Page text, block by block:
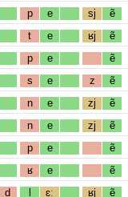
p e sj ẽ
t e ʁj ẽ
p e ẽ
s e z ẽ
n e zj ẽ
n e zj ẽ
p e ẽ
ʁ e ẽ
d l ɛː ʁj ẽ